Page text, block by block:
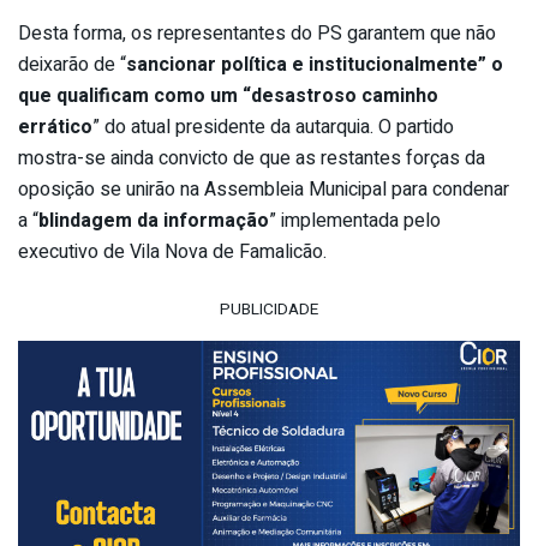
Desta forma, os representantes do PS garantem que não
deixarão de “sancionar política e institucionalmente” o
que qualificam como um “desastroso caminho
errático” do atual presidente da autarquia. O partido
mostra-se ainda convicto de que as restantes forças da
oposição se unirão na Assembleia Municipal para condenar
a “blindagem da informação” implementada pelo
executivo de Vila Nova de Famalicão.
PUBLICIDADE